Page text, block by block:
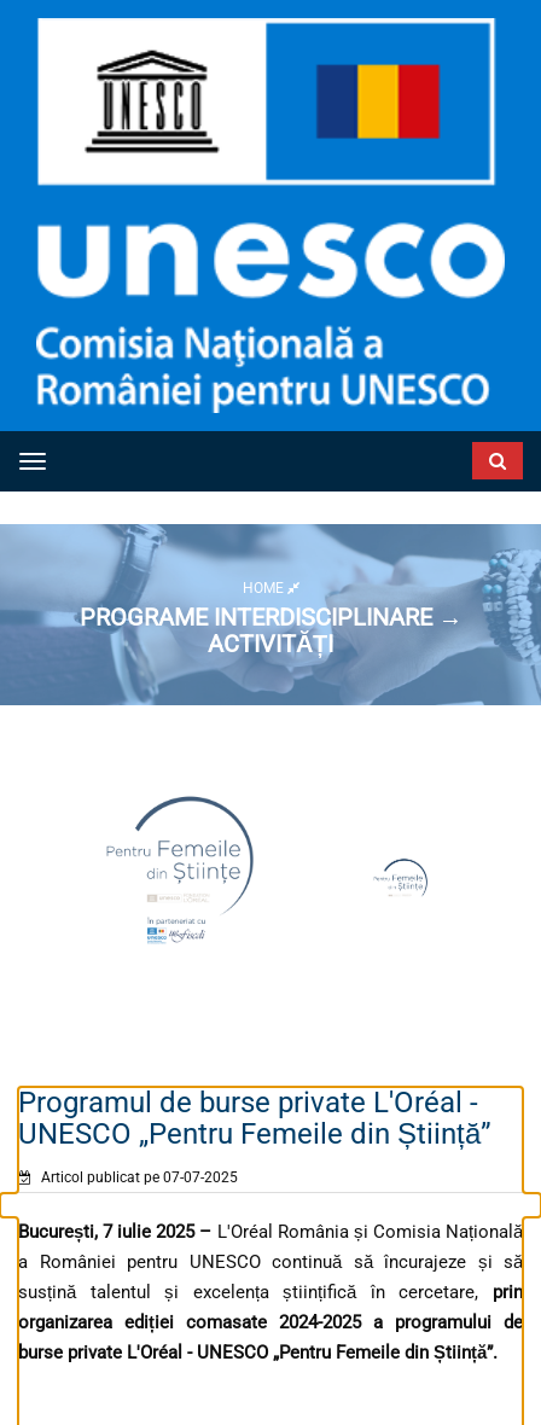
Toggle navigation
HOME
PROGRAME INTERDISCIPLINARE →
ACTIVITĂȚI
Programul de burse private L'Oréal -
UNESCO „Pentru Femeile din Știință”
Articol publicat pe 07-07-2025
București, 7 iulie 2025 – L'Oréal România și Comisia Națională
a României pentru UNESCO continuă să încurajeze și să
susțină talentul și excelența științifică în cercetare, prin
organizarea ediției comasate 2024-2025 a programului de
burse private L'Oréal - UNESCO „Pentru Femeile din Știință”.